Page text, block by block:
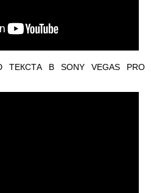
В SONY VEGAS PRO